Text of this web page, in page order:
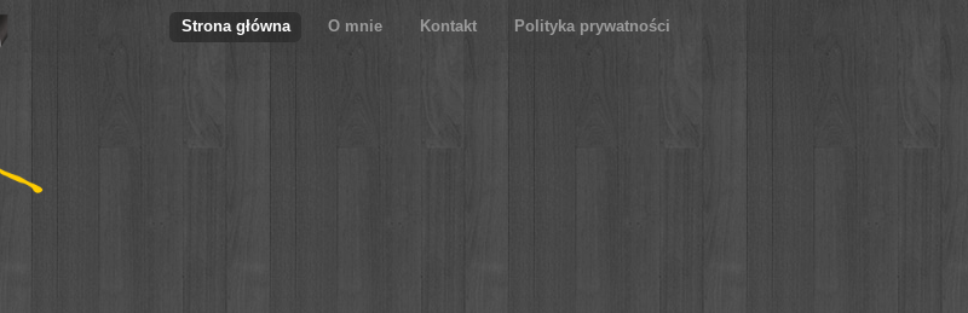
Strona główna O mnie Kontakt Polityka prywatności